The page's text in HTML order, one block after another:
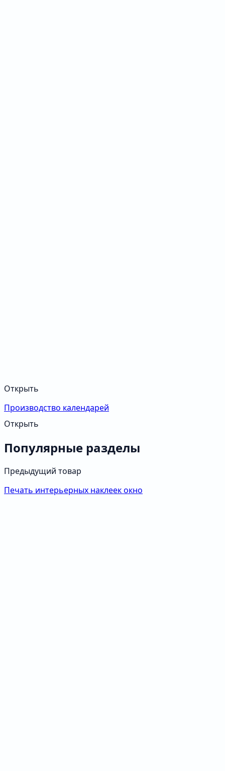
Открыть
Производство календарей
Открыть
Популярные разделы
Предыдущий товар
Печать интерьерных наклеек окно